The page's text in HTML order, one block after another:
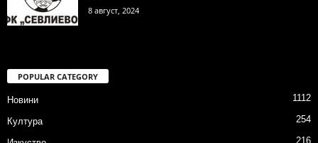
8 август, 2024
POPULAR CATEGORY
Новини 1112
Култура 254
216